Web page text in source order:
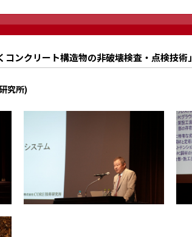
ンクリート構造物の非破壊検査・点検技術」
究所)